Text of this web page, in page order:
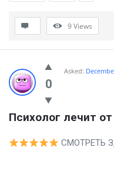
9Views
0
Asked:
Психолог лечит
СМОТРЕТЬ
Как